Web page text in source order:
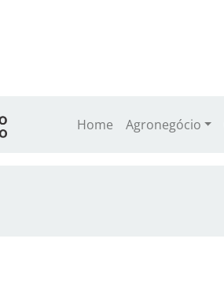
Home Agronegócio